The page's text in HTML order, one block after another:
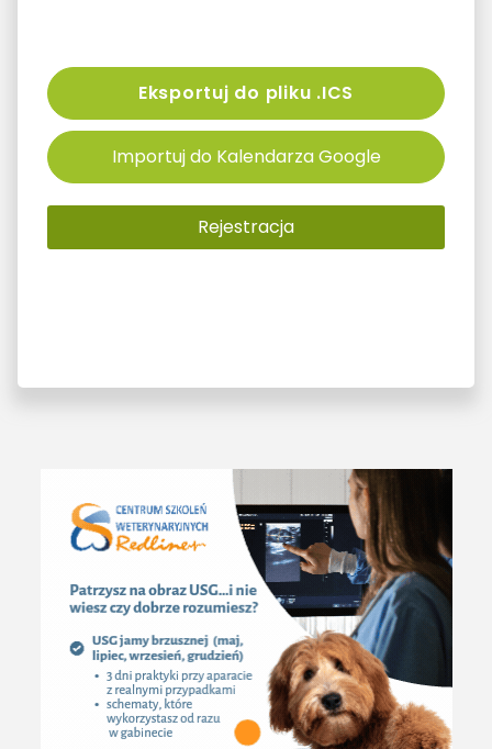
Eksportuj do pliku .ICS
Importuj do Kalendarza Google
Rejestracja